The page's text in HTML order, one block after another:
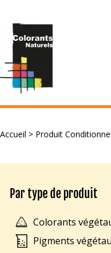
Accueil > Produit
Par type de produit
Colorants
Pigments